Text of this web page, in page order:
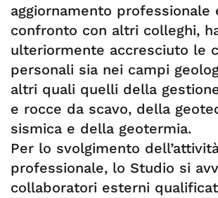
aggiornamento professionale
confronto con altri colleghi,
ulteriormente accresciuto le
personali sia nei campi
altri quali quelli della
e rocce da scavo, della
sismica e della geotermia.
Per lo svolgimento
professionale, lo Studio si
collaboratori esterni